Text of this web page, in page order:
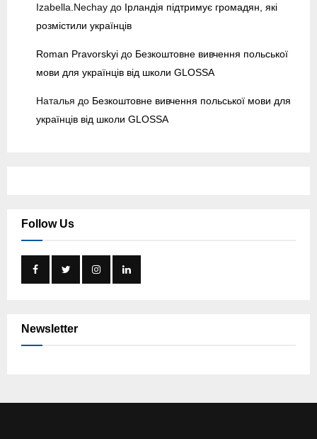
Izabella.Nechay до Ірландія підтримує громадян, які
розмістили українців
Roman Pravorskyi до Безкоштовне вивчення польської
мови для українців від школи GLOSSA
Наталья до Безкоштовне вивчення польської мови для
українців від школи GLOSSA
Follow Us
Newsletter